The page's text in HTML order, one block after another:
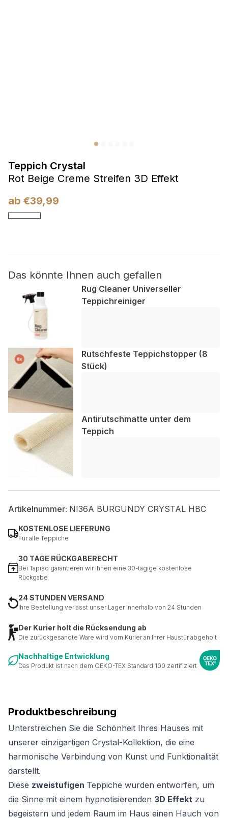
Teppich Crystal
Rot Beige Creme Streifen 3D Effekt
ab €39,99
Produktbeschreibung
Unterstreichen Sie die Schönheit Ihres Hauses mit
unserer einzigartigen Crystal-Kollektion, die eine
harmonische Verbindung von Kunst und Funktionalität
darstellt.
Diese zweistufigen Teppiche wurden entworfen, um
die Sinne mit einem hypnotisierenden 3D Effekt zu
begeistern und jedem Raum im Haus einen Hauch von
Das könnte Ihnen auch gefallen
Rug Cleaner Universeller
Teppichreiniger
Rutschfeste Teppichstopper (8
Stück)
Antirutschmatte unter dem
Teppich
Artikelnummer: NI36A BURGUNDY CRYSTAL HBC
KOSTENLOSE LIEFERUNG
Für alle Teppiche
30 TAGE RÜCKGABERECHT
Bei Tapiso garantieren wir Ihnen eine 30-tägige kostenlose
Rückgabe
24 STUNDEN VERSAND
Ihre Bestellung verlässt unser Lager innerhalb von 24 Stunden
Der Kurier holt die Rücksendung ab
Die zurückgesandte Ware wird vom Kurier an Ihrer Haustür abgeholt
Nachhaltige Entwicklung
Das Produkt ist nach dem OEKO-TEX Standard 100 zertifiziert
Marketing
Marketing-Cookies werden verwendet, um Benutzer über
Websites hinweg zu verfolgen. Das Ziel ist es, Anzeigen
anzuzeigen, die für den einzelnen Benutzer relevant und
ansprechend sind und somit wertvoller für Herausgeber und
Nicht kategorisiert.
Andere nicht kategorisierte Cookies sind solche, die
analysiert werden und noch keiner Kategorie zugeordnet
wurden.
Meine Einstellungen speichern
Alle akzeptieren